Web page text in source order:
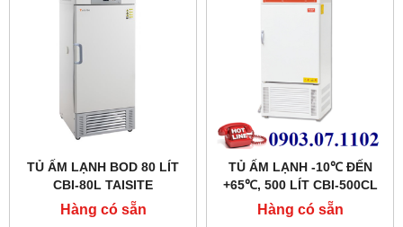
TỦ ẤM LẠNH BOD 80 LÍT
CBI-80L TAISITE
Hàng có sẵn
TỦ ẤM LẠNH -10℃ ĐẾN
+65℃, 500 LÍT CBI-500CL
HÃNG TAISITE
Hàng có sẵn